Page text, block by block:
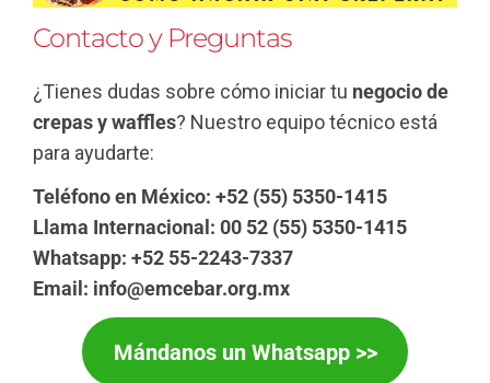
Contacto y Preguntas
¿Tienes dudas sobre cómo iniciar tu negocio de
crepas y waffles? Nuestro equipo técnico está
para ayudarte:
Teléfono en México: +52 (55) 5350-1415
Llama Internacional: 00 52 (55) 5350-1415
Whatsapp: +52 55-2243-7337
Email: info@emcebar.org.mx
Mándanos un Whatsapp >>